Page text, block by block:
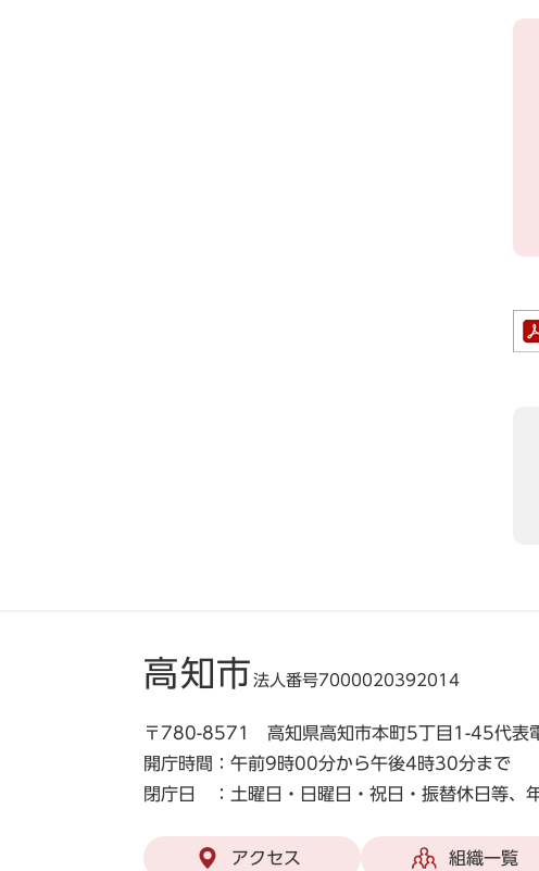
高知市 法人番号7000020392014
〒780-8571 高知県高知市本町5丁目1-45代表
開庁時間：午前9時00分から午後4時30分まで
閉庁日 ：土曜日・日曜日・祝日・振替休日等、
アクセス 組織一覧